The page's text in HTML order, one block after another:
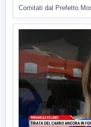
Comitati dal Prefetto